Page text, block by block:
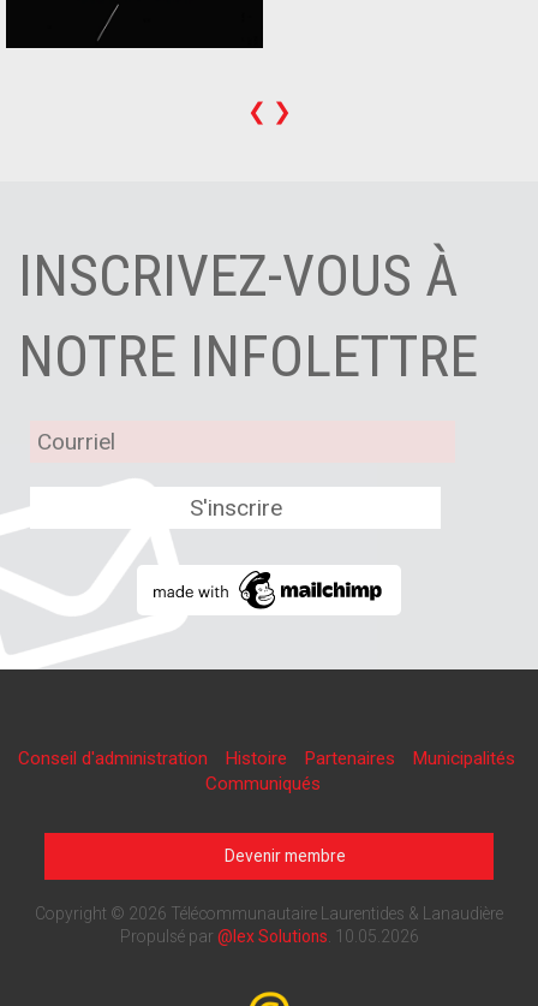
❮ ❯
INSCRIVEZ-VOUS À
NOTRE INFOLETTRE
Conseil d'administration Histoire Partenaires
Municipalités
Communiqués
Devenir membre
Copyright © 2026 Télécommunautaire Laurentides & Lanaudière
Propulsé par @lex Solutions 10.05.2026